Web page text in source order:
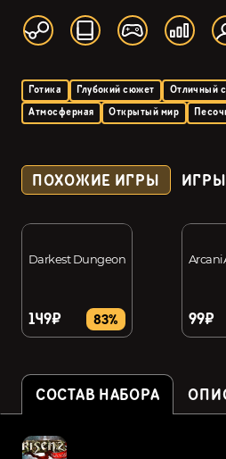
Готика Глубокий сюжет Отличный
Атмосферная
Открытый мир
ПОХОЖИЕ ИГРЫ
Darkest Dungeon
149₽ 83% 99₽
СОСТАВ НАБОРА